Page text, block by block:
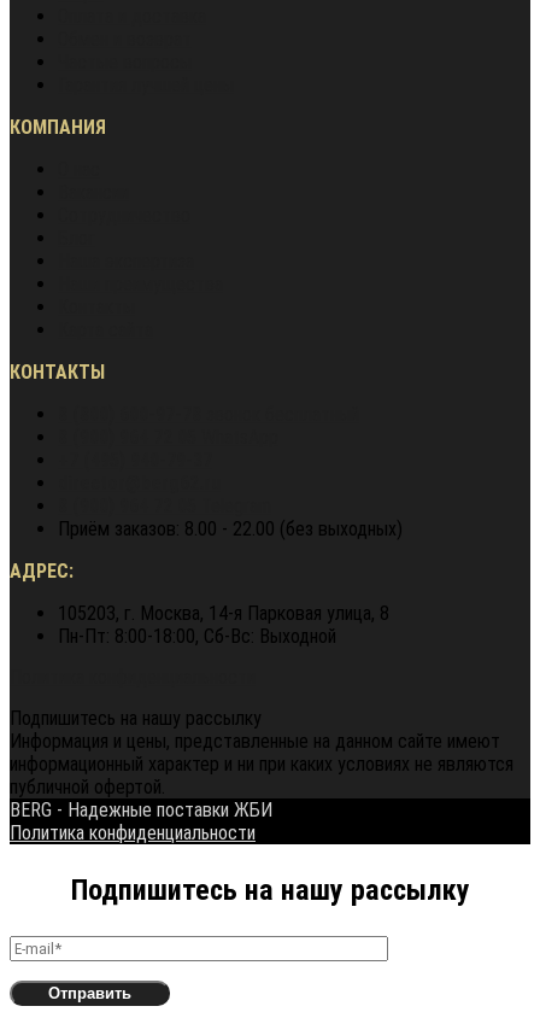
КОМПАНИЯ
КОНТАКТЫ
Приём заказов: 8.00 - 22.00 (без выходных)
АДРЕС:
105203, г. Москва, 14-я Парковая улица, 8
Пн-Пт: 8:00-18:00, Сб-Вс: Выходной
Подпишитесь на нашу рассылку
Информация и цены, представленные на данном сайте имеют
информационный характер и ни при каких условиях не являются
публичной офертой.
BERG - Надежные поставки ЖБИ
Политика конфиденциальности
Подпишитесь на нашу рассылку